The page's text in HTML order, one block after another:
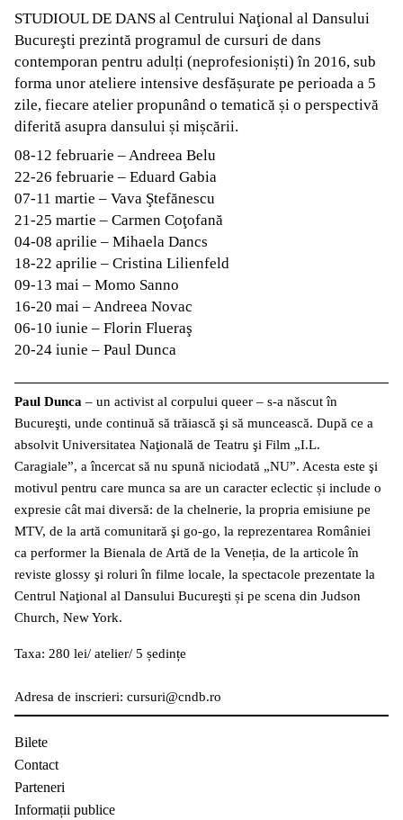
STUDIOUL DE DANS al Centrului Naţional al Dansului
Bucureşti prezintă programul de cursuri de dans
contemporan pentru adulți (neprofesioniști) în 2016, sub
forma unor ateliere intensive desfășurate pe perioada a 5
zile, fiecare atelier propunând o tematică și o perspectivă
diferită asupra dansului și mișcării.
08-12 februarie – Andreea Belu
22-26 februarie – Eduard Gabia
07-11 martie – Vava Ştefănescu
21-25 martie – Carmen Coţofană
04-08 aprilie – Mihaela Dancs
18-22 aprilie – Cristina Lilienfeld
09-13 mai – Momo Sanno
16-20 mai – Andreea Novac
06-10 iunie – Florin Flueraş
20-24 iunie – Paul Dunca
Paul Dunca – un activist al corpului queer – s-a născut în
Bucureşti, unde continuă să trăiască şi să muncească. După ce a
absolvit Universitatea Naţională de Teatru şi Film „I.L.
Caragiale”, a încercat să nu spună niciodată „NU”. Acesta este şi
motivul pentru care munca sa are un caracter eclectic și include o
expresie cât mai diversă: de la chelnerie, la propria emisiune pe
MTV, de la artă comunitară şi go-go, la reprezentarea României
ca performer la Bienala de Artă de la Veneția, de la articole în
reviste glossy şi roluri în filme locale, la spectacole prezentate la
Centrul Naţional al Dansului Bucureşti și pe scena din Judson
Church, New York.
Taxa: 280 lei/ atelier/ 5 ședințe
Adresa de inscrieri: cursuri@cndb.ro
Bilete
Contact
Parteneri
Informații publice